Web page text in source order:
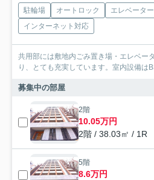
駐輪場 オートロック エレベーター
インターネット対応
共用部には敷地内ごみ置き場・エレベー
り、とても充実しています。室内設備は
募集中の部屋
2階
10.05万円
2階 / 38.03㎡ / 1R
5階
8.6万円